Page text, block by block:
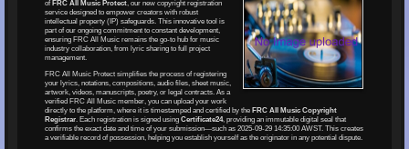
of FRC All Music Protect, our new copyright registration
service designed to empower creators with robust
intellectual property (IP) safeguards. This innovative tool is
part of our ongoing commitment to constant development,
ensuring FRC All Music remains the go-to hub for music
industry collaboration, from lyric sharing to full project
management.
FRC All Music Protect simplifies the process of registering
your lyrics, notations, compositions, audio files, sheet music,
artwork, videos, manuscripts, poetry, or legal contracts. As a
verified FRC All Music member, you can upload your work
directly to the platform, where it is timestamped and certified by the FRC All Music Copyright
Registrar. Each registration is signed usingCertificate24, providing an immutable digital seal that
confirms the exact date and time of your submission—such as 2025-09-29 14:35:00 AWST. This creates
a verifiable record of possession, helping you establish yourself as the originator in any potential dispute.